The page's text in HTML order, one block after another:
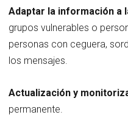
Adaptar la información a
grupos vulnerables o
personas con ceguera,
los mensajes.
Actualización y
permanente.